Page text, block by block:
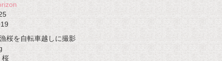
桜を自転車越しに撮影
桜